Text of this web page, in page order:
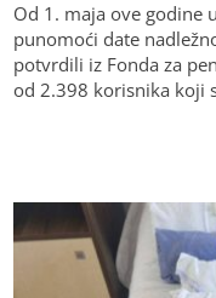
Od 1. maja ove godine
punomoći date
potvrdili iz Fonda za
od 2.398 korisnika koji